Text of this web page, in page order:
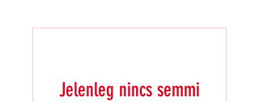
Jelenleg nincs semmi